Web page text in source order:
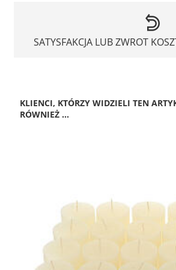
SATYSFAKCJA LUB ZWROT
KLIENCI, KTÓRZY WIDZIELI TEN
RÓWNIEŻ ...